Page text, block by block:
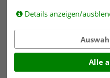
Details anzeigen/
Alle